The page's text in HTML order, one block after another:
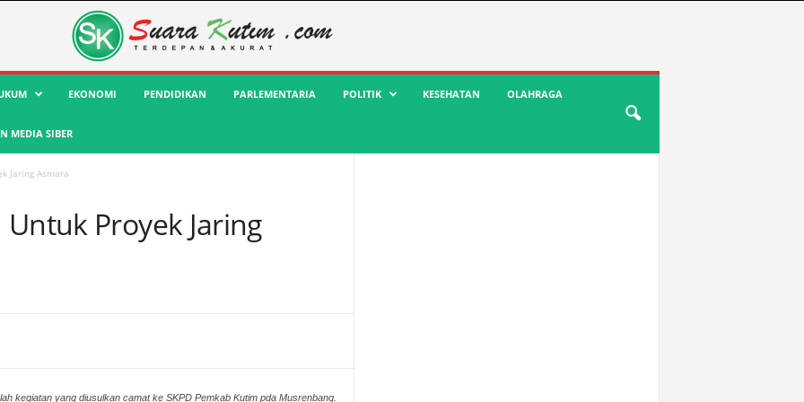
EKONOMI PENDIDIKAN PARLEMENTARIA POLITIK KESEHATAN OLAHRAGA
MEDIA SIBER
Jaring Asmara
Proyek Jaring
kegiatan yang diusulkan camat ke SKPD Pemkab Kutim pda Musrenbang.